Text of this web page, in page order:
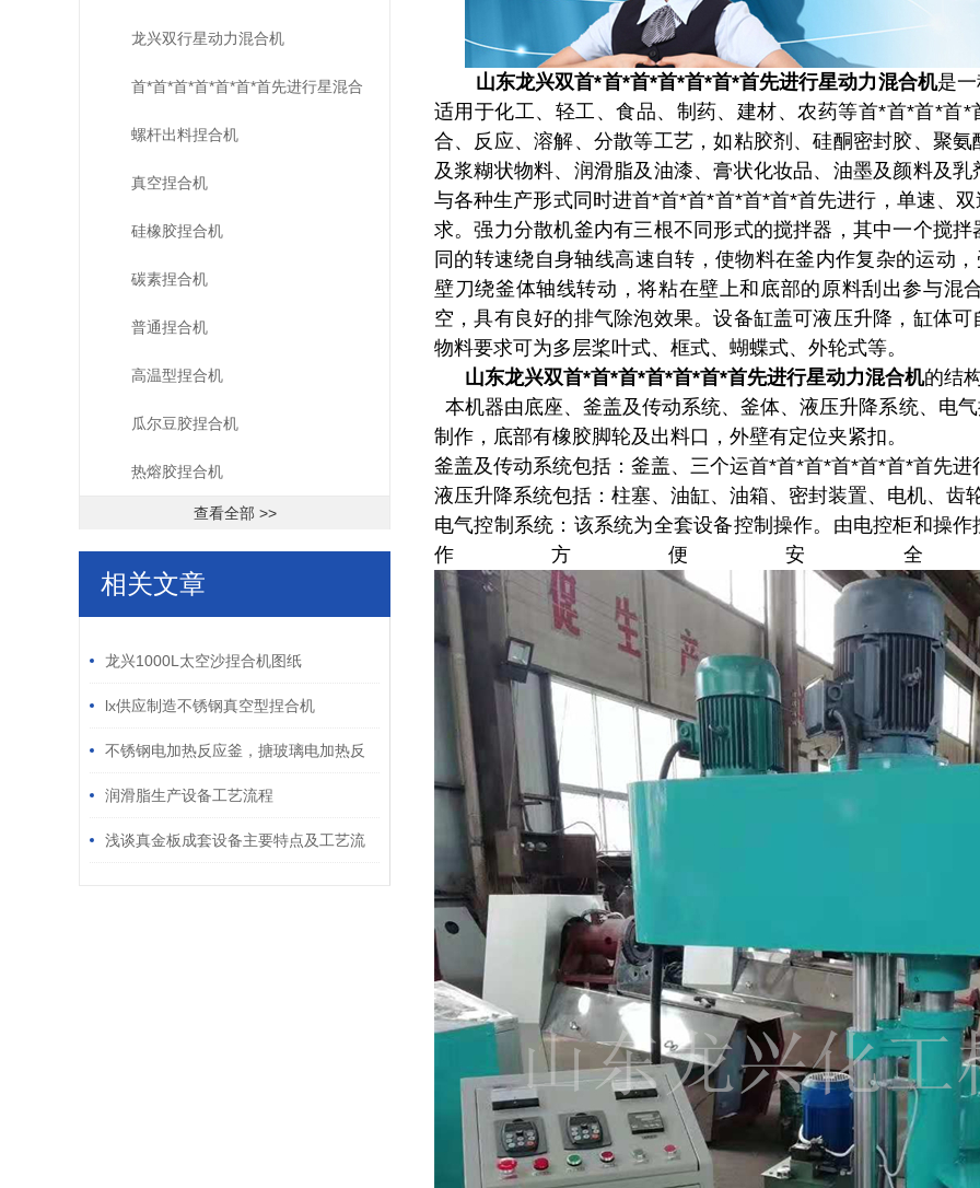
龙兴双行星动力混合机
首*首*首*首*首*首*首先进行星混合
螺杆出料捏合机
真空捏合机
硅橡胶捏合机
碳素捏合机
普通捏合机
高温型捏合机
瓜尔豆胶捏合机
热熔胶捏合机
查看全部 >>
相关文章
龙兴1000L太空沙捏合机图纸
lx供应制造不锈钢真空型捏合机
不锈钢电加热反应釜，搪玻璃电加热反
应釜润滑脂生产设备工艺流程
浅谈真金板成套设备主要特点及工艺流
山东龙兴双首*首*首*首*首*首*首先进行星动力混合机是
适用于化工、轻工、食品、制药、建材、农药等首*首*首*
合、反应、溶解、分散等工艺，如粘胶剂、硅酮密封胶、聚
及浆糊状物料、润滑脂及油漆、膏状化妆品、油墨及颜料及
与各种生产形式同时进首*首*首*首*首*首*首先进行，单速、
求。强力分散机釜内有三根不同形式的搅拌器，其中一个搅
同的转速绕自身轴线高速自转，使物料在釜内作复杂的运动
壁刀绕釜体轴线转动，将粘在壁上和底部的原料刮出参与混
空，具有良好的排气除泡效果。设备缸盖可液压升降，缸体
物料要求可为多层桨叶式、框式、蝴蝶式、外轮式等。
山东龙兴双首*首*首*首*首*首*首先进行星动力混合机的结
本机器由底座、釜盖及传动系统、釜体、液压升降系统、电
制作，底部有橡胶脚轮及出料口，外壁有定位夹紧扣。
釜盖及传动系统包括：釜盖、三个运首*首*首*首*首*首*首先
液压升降系统包括：柱塞、油缸、油箱、密封装置、电机、齿
电气控制系统：该系统为全套设备控制操作。由电控柜和操
作方便安全